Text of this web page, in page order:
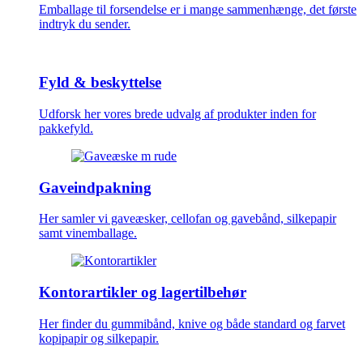
Emballage til forsendelse er i mange sammenhænge, det første
indtryk du sender.
Fyld & beskyttelse
Udforsk her vores brede udvalg af produkter inden for
pakkefyld.
Gaveindpakning
Her samler vi gaveæsker, cellofan og gavebånd, silkepapir
samt vinemballage.
Kontorartikler og lagertilbehør
Her finder du gummibånd, knive og både standard og farvet
kopipapir og silkepapir.